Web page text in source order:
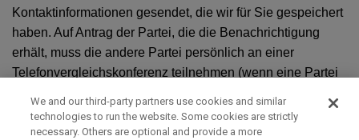
Kontaktinformationen gesendet, die wir für Sie gespeichert
haben. Auf Antrag der Partei, die die Benachrichtigung
erhält, muss die andere Partei persönlich an einer
Telefonvergleichskonferenz teilnehmen (wenn eine Partei
teilnehmen), um den Anspruch zu erörtern. Wenn die
Forderung nicht innerhalb von sechzig (60) Tagen nach
We and our third-party partners use cookies and similar
technologies to run the website. Some cookies are strictly
necessary. Others are optional and provide a more